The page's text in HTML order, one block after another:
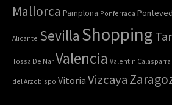
Mallorca Pamplona Ponferrada
Alicante Sevilla Shopping
Tossa De Mar Valencia Valentin Calasparra
del Arzobispo Vitoria Vizcaya